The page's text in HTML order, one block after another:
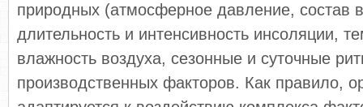
природных (атмосферное давление, состав
длительность и интенсивность инсоляции,
влажность воздуха, сезонные и суточные
производственных факторов. Как правило,